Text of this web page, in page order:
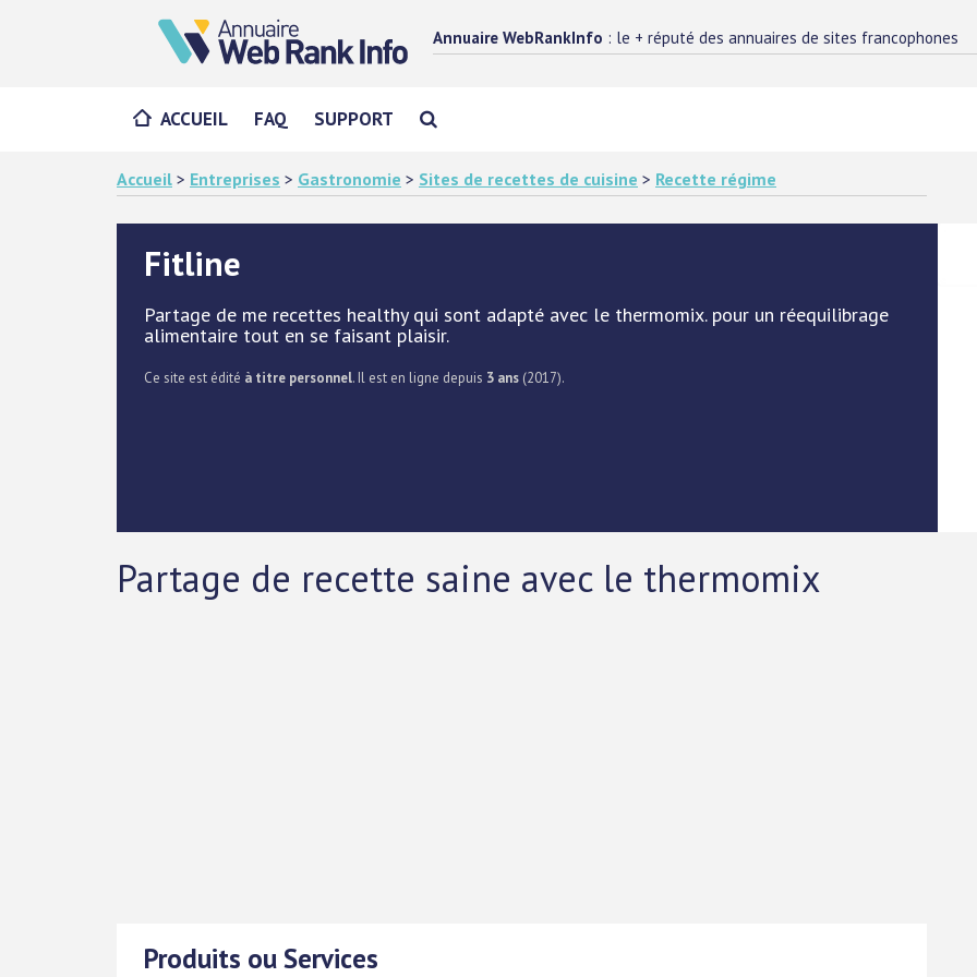
Annuaire WebRankInfo : le + réputé des annuaires de sites francophones
ACCUEIL FAQ SUPPORT
Accueil > Entreprises > Gastronomie > Sites de recettes de cuisine > Recette régime
Fitline
Partage de me recettes healthy qui sont adapté avec le thermomix. pour un réequilibrage
alimentaire tout en se faisant plaisir.
Ce site est édité à titre personnel. Il est en ligne depuis 3 ans (2017).
Partage de recette saine avec le thermomix
Produits ou Services